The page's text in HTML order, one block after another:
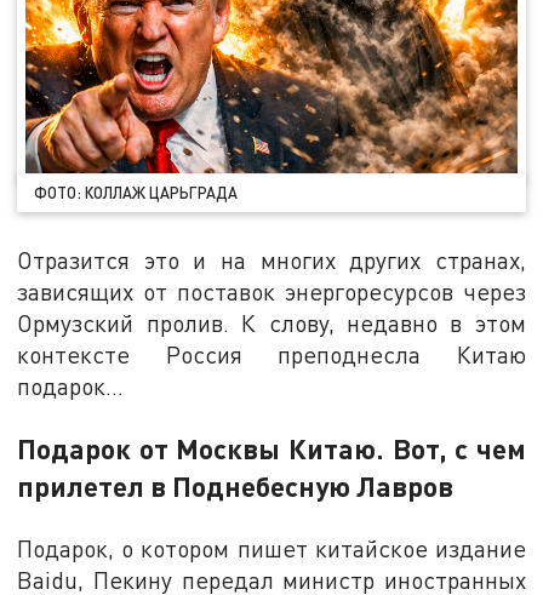
ФОТО: КОЛЛАЖ ЦАРЬГРАДА
Отразится это и на многих других странах,
зависящих от поставок энергоресурсов через
Ормузский пролив. К слову, недавно в этом
контексте Россия преподнесла Китаю
подарок…
Подарок от Москвы Китаю. Вот, с чем
прилетел в Поднебесную Лавров
Подарок, о котором пишет китайское издание
Baidu, Пекину передал министр иностранных